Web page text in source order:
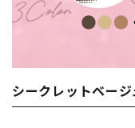
シークレットベー